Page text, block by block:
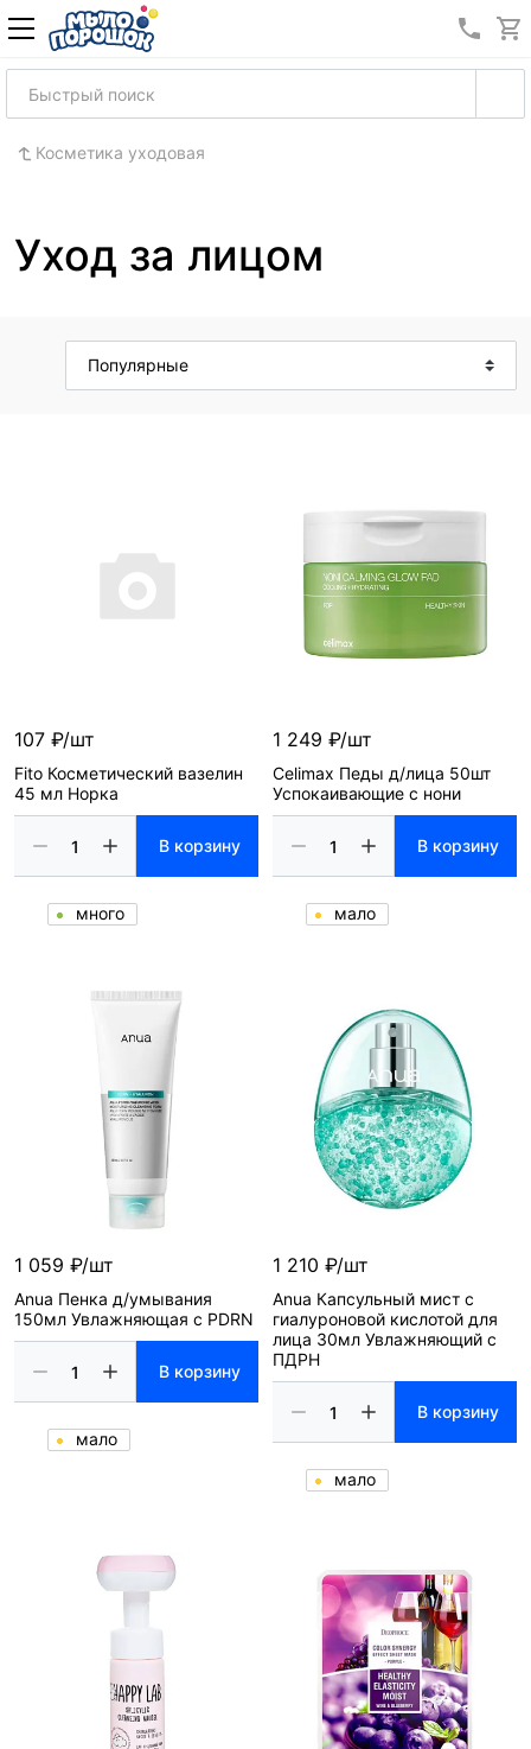
8
Косметика уходовая
Уход за лицом
107 ₽/шт
Fito Косметический вазелин
45 мл Норка
В корзину
много
1 249 ₽/шт
Celimax Педы д/лица 50шт
Успокаивающие с нони
В корзину
мало
1 059 ₽/шт
Anua Пенка д/умывания
150мл Увлажняющая с PDRN
В корзину
мало
1 210 ₽/шт
Anua Капсульный мист с
гиалуроновой кислотой для
лица 30мл Увлажняющий с
ПДРН
В корзину
мало